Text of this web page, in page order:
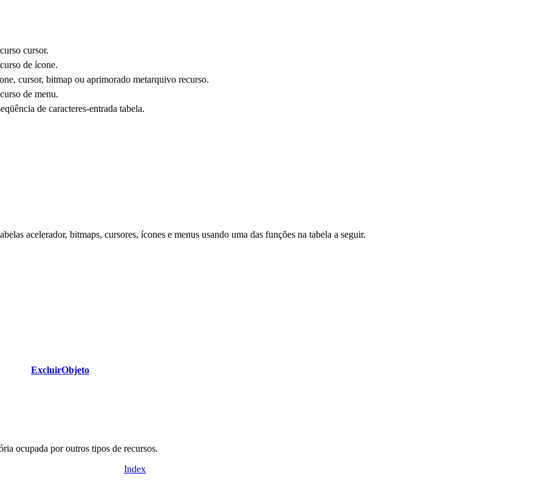
cursor.
de ícone.
cursor, bitmap ou aprimorado metarquivo recurso.
de menu.
de caracteres-entrada tabela.
acelerador, bitmaps, cursores, ícones e menus usando uma das funções na tabela a seguir.
ExcluirObjeto
ocupada por outros tipos de recursos.
Index